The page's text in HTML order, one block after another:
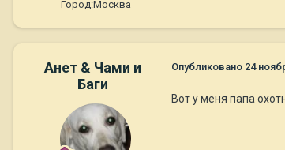
Город:Москва
Анет & Чами и
Баги
Опубликовано 24
Вот у меня папа